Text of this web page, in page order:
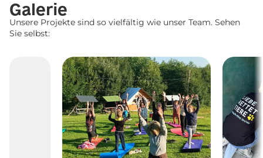
Galerie
Unsere Projekte sind so vielfältig wie unser Team. Sehen
Sie selbst: